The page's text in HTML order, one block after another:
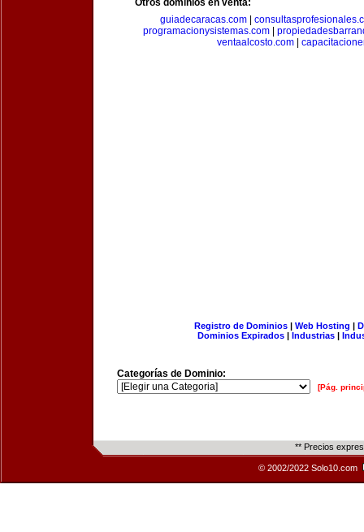
Otros dominios en venta:
guiadecaracas.com
programacionysistemas.com|
ventaalcosto.com|
Registro de Dominios| Web Hosting |
Dominios Expirados | Industrias |
Categorías de Dominio:
[Pág.
** Precios
© 2002/2022 Solo10.com